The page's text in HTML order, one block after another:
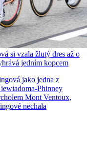
si vzala žlutý dres až o
jedním kopcem
jako jedna z
Phinney
Mont Ventoux,
nechala